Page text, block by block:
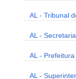
AL - Tribunal
AL -
AL -
AL -